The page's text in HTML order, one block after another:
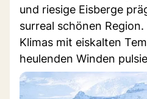
und riesige Eisberge
surreal schönen
Klimas mit eiskalten
heulenden Winden